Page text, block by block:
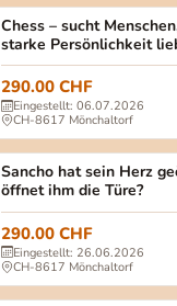
Chess – sucht
starke Persönlichkeit
Pflegestelle Olten
Chess – Pflegestelle Olten
290.00 CHF
Eingestellt: 06.07.2026
CH-8617 Mönchaltorf
Sancho hat sein Herz
öffnet ihm die Türe?
Sancho Geschlecht:
290.00 CHF
Eingestellt: 26.06.2026
CH-8617 Mönchaltorf